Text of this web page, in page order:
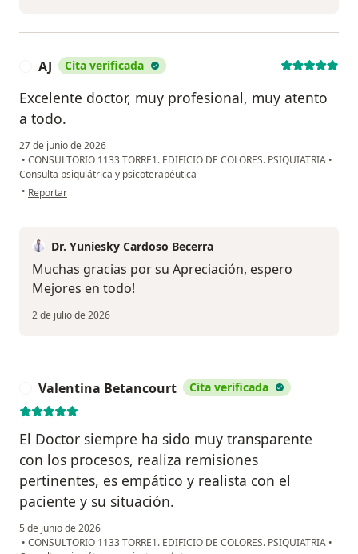
AJ Cita verificada
Excelente doctor, muy profesional, muy atento
a todo.
27 de junio de 2026
• CONSULTORIO 1133 TORRE1. EDIFICIO DE COLORES. PSIQUIATRIA •
Consulta psiquiátrica y psicoterapéutica
• en opinión del usuario AJ
Reportar
Dr. Yuniesky Cardoso Becerra
Muchas gracias por su Apreciación, espero
Mejores en todo!
2 de julio de 2026
Valentina Betancourt Cita verificada
El Doctor siempre ha sido muy transparente
con los procesos, realiza remisiones
pertinentes, es empático y realista con el
paciente y su situación.
5 de junio de 2026
• CONSULTORIO 1133 TORRE1. EDIFICIO DE COLORES. PSIQUIATRIA •